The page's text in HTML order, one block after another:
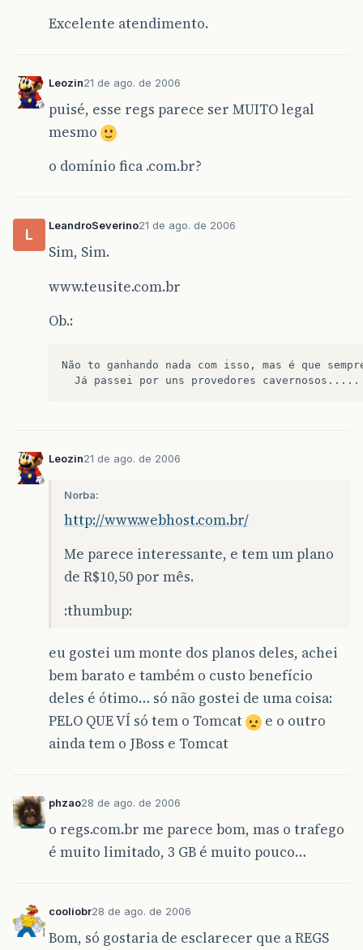
Excelente atendimento.
Leozin21 de ago. de 2006
puisé, esse regs parece ser MUITO legal
mesmo
o domínio fica .com.br?
L
LeandroSeverino21 de ago. de 2006
Sim, Sim.
www.teusite.com.br
Ob.:
Não to ganhando nada com isso, mas é que
Leozin21 de ago. de 2006
Norba:
http://www.webhost.com.br/
Me parece interessante, e tem um plano
de R$10,50 por mês.
:thumbup:
eu gostei um monte dos planos deles, achei
bem barato e também o custo benefício
deles é ótimo… só não gostei de uma coisa:
PELO QUE VÍ só tem o Tomcat
e o outro
ainda tem o JBoss e Tomcat
phzao28 de ago. de 2006
o regs.com.br me parece bom, mas o trafego
é muito limitado, 3 GB é muito pouco…
cooliobr28 de ago. de 2006
Bom, só gostaria de esclarecer que a REGS